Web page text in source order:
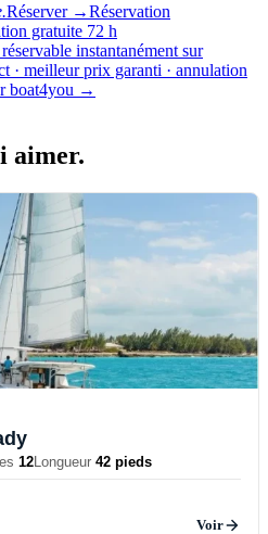
Réserver →Réservation
gratuite 72 h
instantanément sur
· meilleur prix garanti · annulation
boat4you →
aimer.
12Longueur 42 pieds
Voir